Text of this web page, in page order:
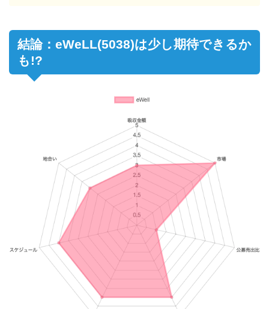
結論：eWeLL(5038)は少し期待できるか
も!?